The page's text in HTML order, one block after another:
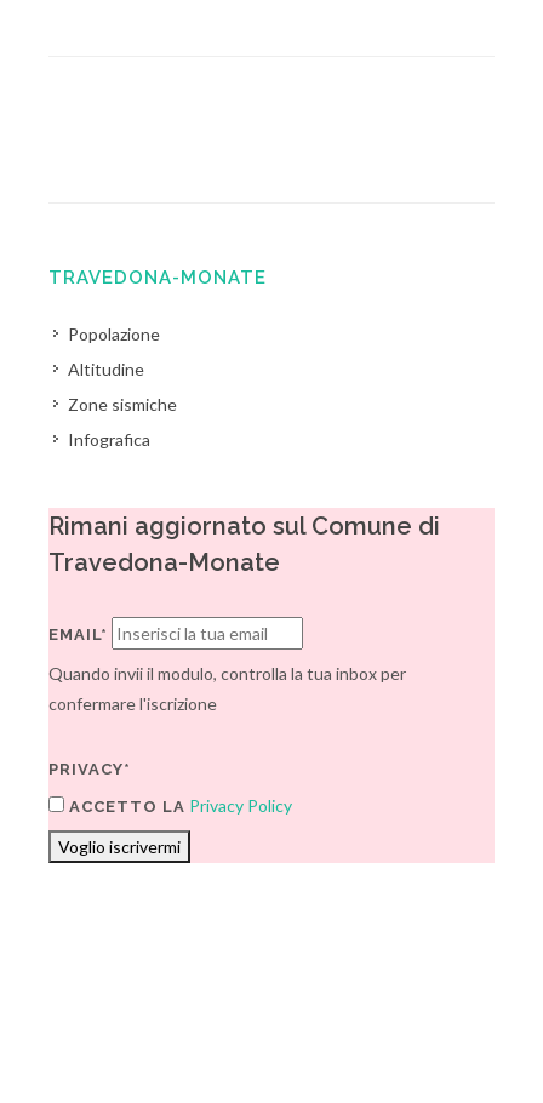
TRAVEDONA-MONATE
Popolazione
Altitudine
Zone sismiche
Infografica
Rimani aggiornato sul Comune di
Travedona-Monate
EMAIL*
Quando invii il modulo, controlla la tua inbox per
confermare l'iscrizione
PRIVACY*
ACCETTO LA Privacy Policy
Voglio iscrivermi